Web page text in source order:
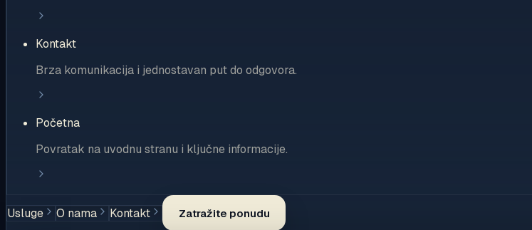
Kontakt
Brza komunikacija i jednostavan put do odgovora.
Početna
Povratak na uvodnu stranu i ključne informacije.
Usluge O nama Kontakt Zatražite ponudu